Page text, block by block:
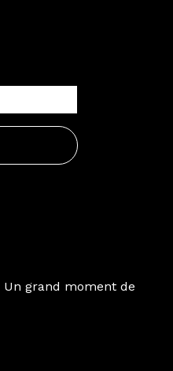
grand moment de